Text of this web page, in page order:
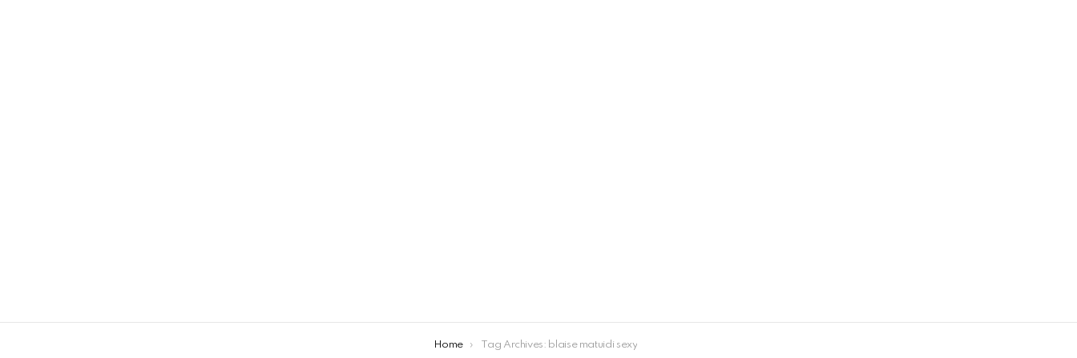
Home Tag Archives: blaise matuidi sexy